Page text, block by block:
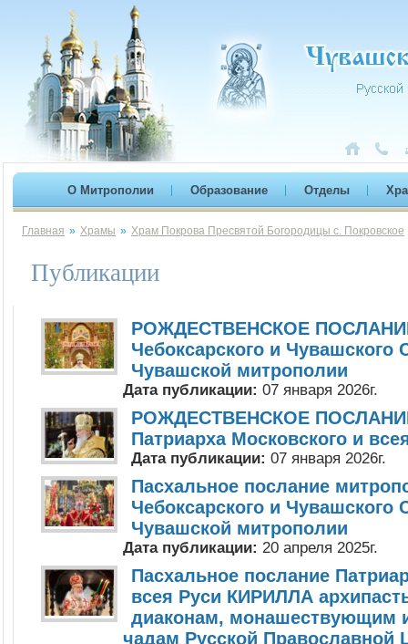
О Митрополии Образование Отделы
Главная » Храмы » Храм Покрова Пресвятой Богородицы с. Покровское
Публикации
РОЖДЕСТВЕНСКОЕ
Чебоксарского и Чувашского
Чувашской митрополии
Дата публикации: 07 января 2026г.
РОЖДЕСТВЕНСКОЕ
Патриарха Московского и
Дата публикации: 07 января 2026г.
Пасхальное послание
Чебоксарского и Чувашского
Чувашской митрополии
Дата публикации: 20 апреля 2025г.
Пасхальное послание
всея Руси КИРИЛЛА
диаконам, монашествующим
чадам Русской Православной